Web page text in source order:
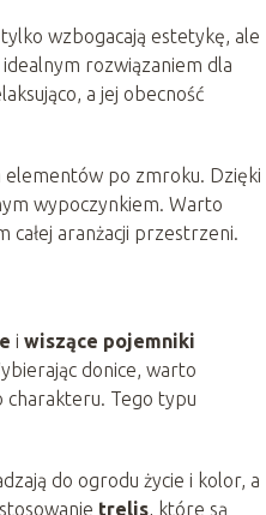
wzbogacają estetykę, ale
rozwiązaniem dla
a jej obecność
elementów po zmroku. Dzięki
wypoczynkiem. Warto
aranżacji przestrzeni.
i wiszące pojemniki
donice, warto
charakteru. Tego typu
do ogrodu życie i kolor, a
trelis , które są